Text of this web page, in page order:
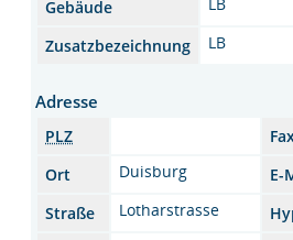
Gebäude
Zusatzbezeichnung
LB
Adresse
PLZ
Ort
Duisburg
E-
Straße
Lotharstrasse